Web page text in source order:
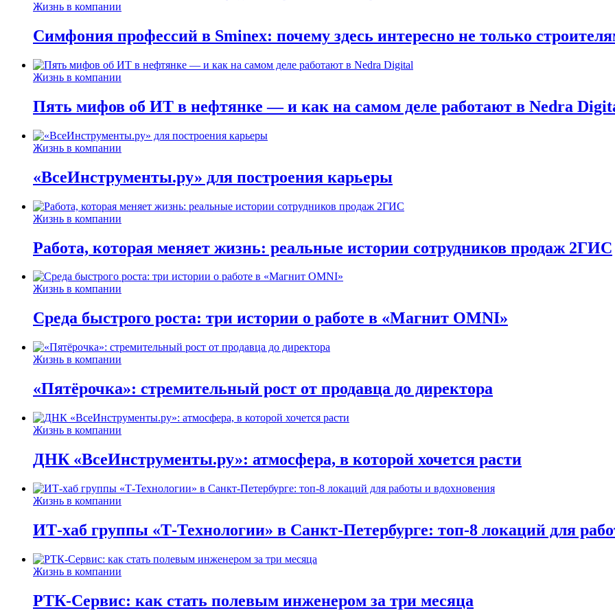
Жизнь в компании
Симфония профессий в Sminex: почему здесь интересно не только
Жизнь в компании
Пять мифов об ИТ в нефтянке — и как на самом деле работают в Nedra
Жизнь в компании
«ВсеИнструменты.ру» для построения карьеры
Жизнь в компании
Работа, которая меняет жизнь: реальные истории сотрудников продаж 2ГИС
Жизнь в компании
Среда быстрого роста: три истории о работе в «Магнит OMNI»
Жизнь в компании
«Пятёрочка»: стремительный рост от продавца до директора
Жизнь в компании
ДНК «ВсеИнструменты.ру»: атмосфера, в которой хочется расти
Жизнь в компании
ИТ-хаб группы «Т-Технологии» в Санкт-Петербурге: топ-8 локаций для
Жизнь в компании
РТК-Сервис: как стать полевым инженером за три месяца